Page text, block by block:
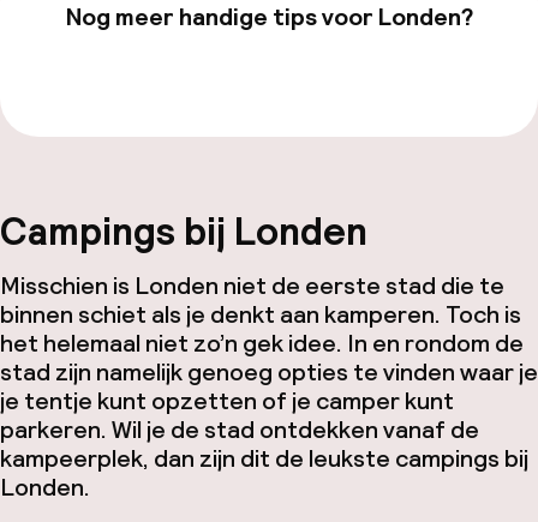
Nog meer handige tips voor Londen?
Campings bij Londen
Misschien is Londen niet de eerste stad die te
binnen schiet als je denkt aan kamperen. Toch is
het helemaal niet zo’n gek idee. In en rondom de
stad zijn namelijk genoeg opties te vinden waar je
je tentje kunt opzetten of je camper kunt
parkeren. Wil je de stad ontdekken vanaf de
kampeerplek, dan zijn dit de leukste campings bij
Londen.